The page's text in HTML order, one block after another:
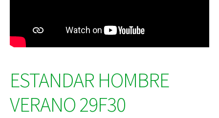
ESTANDAR HOMBRE
VERANO 29F30